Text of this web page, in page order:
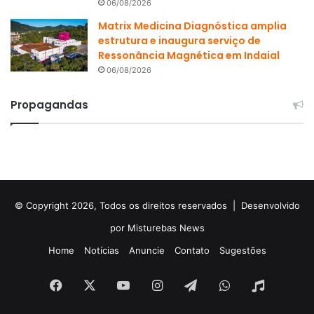
06/08/2026
Matrix Medicina Diagnóstica amplia
estrutura e inaugura serviço de
Ressonância Magnética em Indaial
06/08/2026
Propagandas
© Copyright 2026, Todos os direitos reservados | Desenvolvido
por Misturebas News
Home
Notícias Anuncie Contato Sugestões
Facebook YouTubeInstagramTelegramWhatsApp